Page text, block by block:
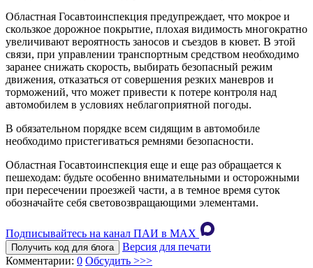
Областная Госавтоинспекция предупреждает, что мокрое и
скользкое дорожное покрытие, плохая видимость многократно
увеличивают вероятность заносов и съездов в кювет. В этой
связи, при управлении транспортным средством необходимо
заранее снижать скорость, выбирать безопасный режим
движения, отказаться от совершения резких маневров и
торможений, что может привести к потере контроля над
автомобилем в условиях неблагоприятной погоды.
В обязательном порядке всем сидящим в автомобиле
необходимо пристегиваться ремнями безопасности.
Областная Госавтоинспекция еще и еще раз обращается к
пешеходам: будьте особенно внимательными и осторожными
при пересечении проезжей части, а в темное время суток
обозначайте себя световозвращающими элементами.
Подписывайтесь на канал ПАИ в MAХ
Получить код для блога
Версия для печати
Комментарии: 0 Обсудить >>>